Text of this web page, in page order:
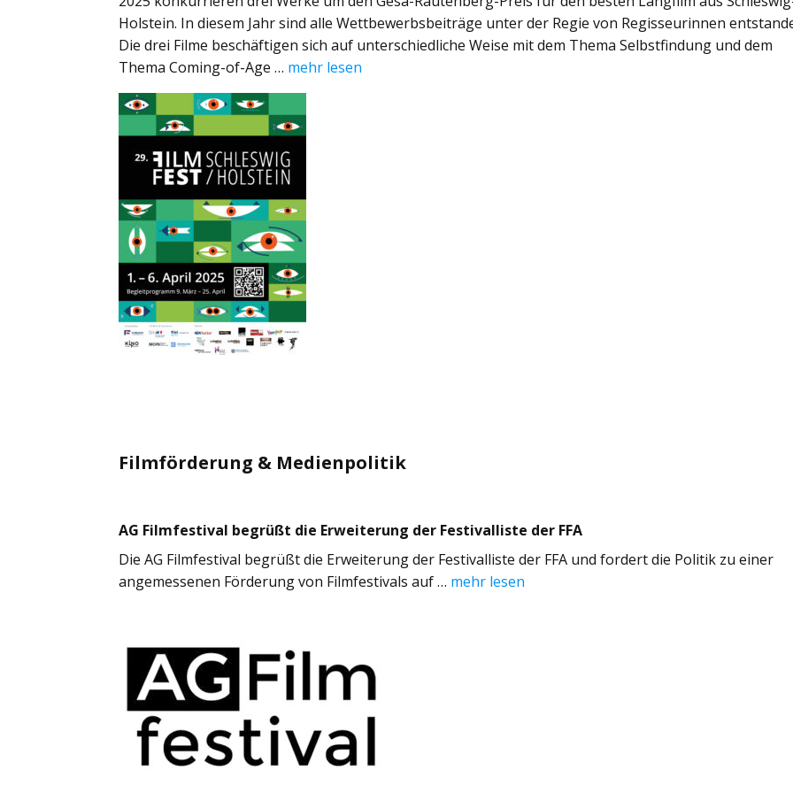
Holstein. In diesem Jahr sind alle Wettbewerbsbeiträge unter der Regie von Regisseurinnen
Die drei Filme beschäftigen sich auf unterschiedliche Weise mit dem Thema Selbstfindung und dem
Thema Coming-of-Age … mehr lesen
Filmförderung & Medienpolitik
AG Filmfestival begrüßt die Erweiterung der Festivalliste der FFA
Die AG Filmfestival begrüßt die Erweiterung der Festivalliste der FFA und fordert die Politik zu einer
angemessenen Förderung von Filmfestivals auf … mehr lesen